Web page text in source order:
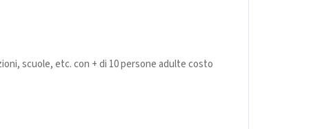
scuole, etc. con + di 10 persone adultecosto